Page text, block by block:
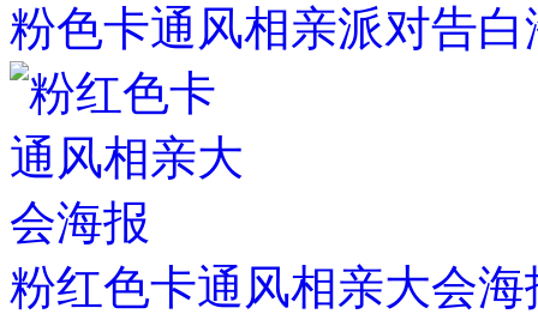
粉色卡通风相亲派对告白
粉红色卡通风相亲大会海